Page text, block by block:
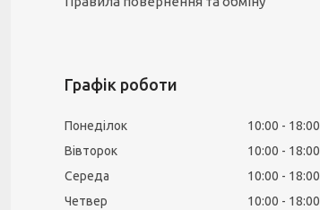
Графік роботи
Понеділок 10:00
18:00
Вівторок
10:00
18:00
Середа
10:00
18:00
Четвер
10:00
18:00